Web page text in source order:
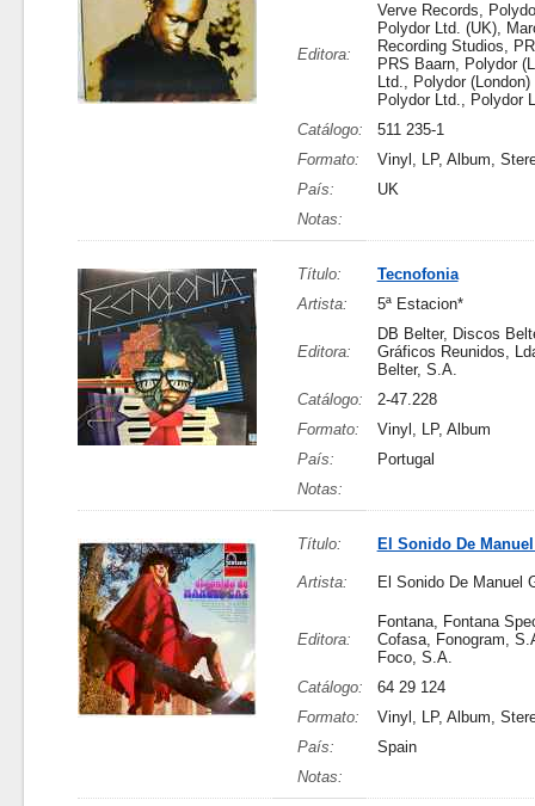
Editora:
Verve Records,
Polydor Ltd. (UK),
Recording Studios,
PRS Baarn, Polydor
Ltd., Polydor (London)
Polydor Ltd., Polydor
Catálogo:
511 235-1
Formato:
Vinyl, LP, Album,
País:
UK
Notas:
Título:
Tecnofonia
Artista:
5ª Estacion*
Editora:
DB Belter, Discos
Gráficos Reunidos,
Belter, S.A.
Catálogo:
2-47.228
Formato:
Vinyl, LP, Album
País:
Portugal
Notas:
Título: El Sonido De
Artista: El Sonido De Manuel
Editora:
Fontana, Fontana
Cofasa, Fonogram,
Foco, S.A.
Catálogo:
64 29 124
Formato:
Vinyl, LP, Album,
País:
Spain
Notas: